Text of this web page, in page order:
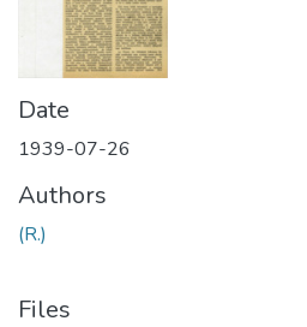
Date
1939-07-26
Authors
(R.)
Files